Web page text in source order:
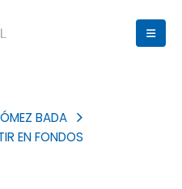
BADA
EN FONDOS